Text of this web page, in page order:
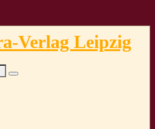
Verlag Leipzig